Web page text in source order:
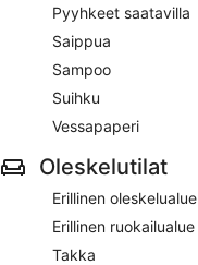
Pyyhkeet saatavilla
Saippua
Sampoo
Suihku
Vessapaperi
Oleskelutilat
Erillinen oleskelualue
Erillinen ruokailualue
Takka